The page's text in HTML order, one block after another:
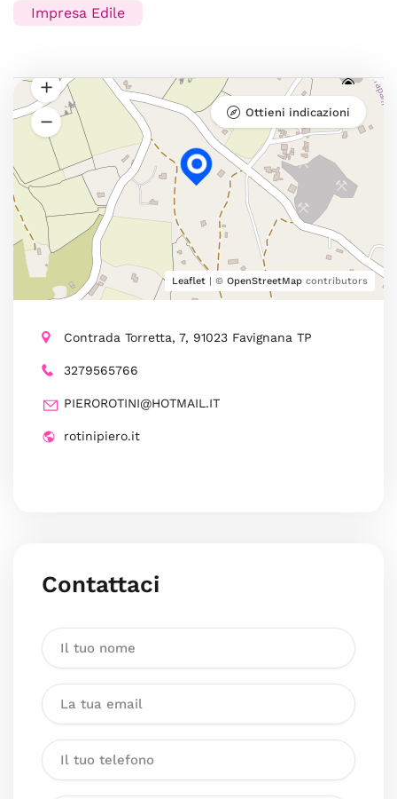
Impresa Edile
Leaflet | © OpenStreetMap contributors
Ottieni indicazioni
Contrada Torretta, 7, 91023 Favignana TP
3279565766
PIEROROTINI@HOTMAIL.IT
rotinipiero.it
Contattaci